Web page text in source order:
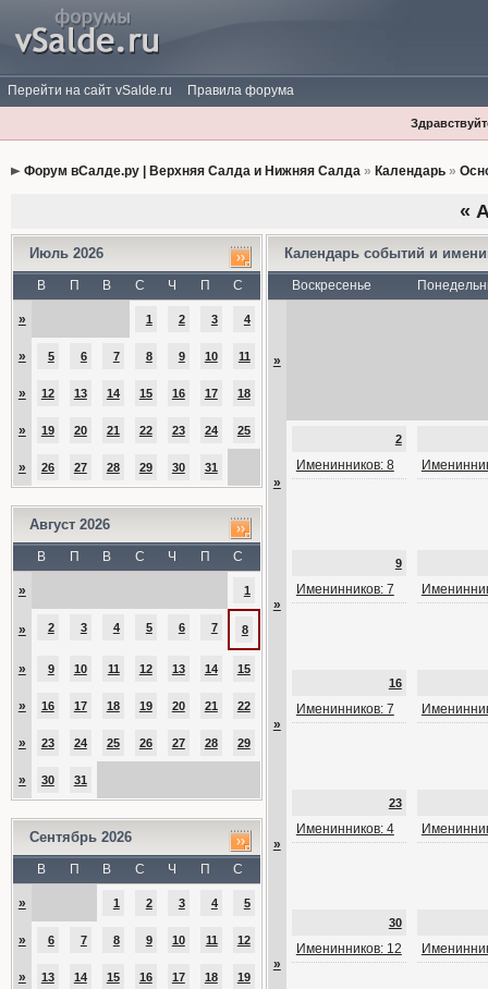
Перейти на сайт vSalde.ru Правила форума
Форум вСалде.ру | Верхняя Салда и Нижняя Салда» Календарь»
«
Июль 2026
В П В С Ч П С
» 1 2 3 4
» 5 6 7 8 9 10 11
» 12 13 14 15 16 17 18
» 19 20 21 22 23 24 25
» 26 27 28 29 30 31
Август 2026
В П В С Ч П С
» 1
» 2 3 4 5 6 7 8
» 9 10 11 12 13 14 15
» 16 17 18 19 20 21 22
» 23 24 25 26 27 28 29
» 30 31
Сентябрь 2026
В П В С Ч П С
» 1 2 3 4 5
» 6 7 8 9 10 11 12
» 13 14 15 16 17 18 19
Календарь событий и
Воскресенье
»
»
2
Именинников: 8
»
9
Именинников: 7
»
16
Именинников: 7
»
23
Именинников: 4
»
30
Именинников: 12